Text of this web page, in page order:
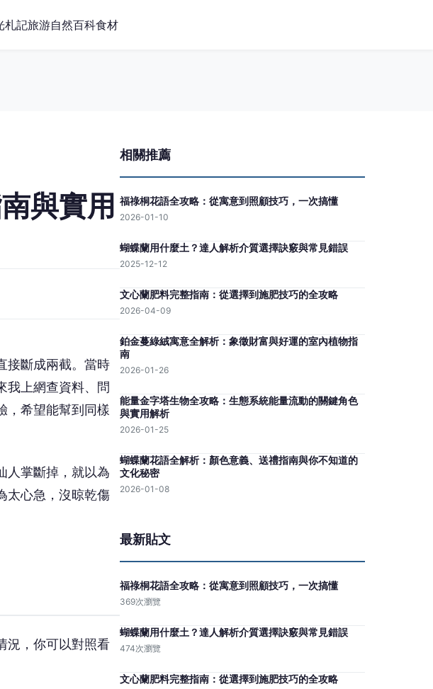
札記旅游自然百科食材
與實用
接斷成兩截。當時
我上網查資料、問
，希望能幫到同樣
人掌斷掉，就以為
太心急，沒晾乾傷
況，你可以對照看
相關推薦
福祿桐花語全攻略：從寓意到照顧技巧，一次搞懂
2026-01-10
蝴蝶蘭用什麼土？達人解析介質選擇訣竅與常見錯誤
2025-12-12
文心蘭肥料完整指南：從選擇到施肥技巧的全攻略
2026-04-09
鉑金蔓綠絨寓意全解析：象徵財富與好運的室內植物指
南
2026-01-26
能量金字塔生物全攻略：生態系統能量流動的關鍵角色
與實用解析
2026-01-25
蝴蝶蘭花語全解析：顏色意義、送禮指南與你不知道的
文化秘密
2026-01-08
最新貼文
福祿桐花語全攻略：從寓意到照顧技巧，一次搞懂
369次瀏覽
蝴蝶蘭用什麼土？達人解析介質選擇訣竅與常見錯誤
474次瀏覽
文心蘭肥料完整指南：從選擇到施肥技巧的全攻略